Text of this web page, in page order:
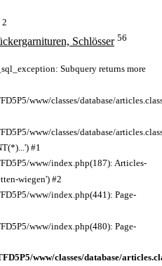
2
Schlösser 56
Subquery returns more
www/classes/database/
www/classes/database/
#1
www/index.php(187): Articles-
wiegen') #2
www/index.php(441): Page-
www/index.php(480): Page-
www/classes/database/